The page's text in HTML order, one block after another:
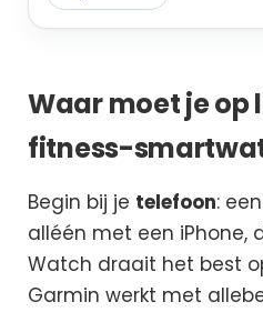
Waar moet je op
fitness-
Begin bij je telefoon:
alléén met een iPhone,
Watch draait het best
Garmin werkt met